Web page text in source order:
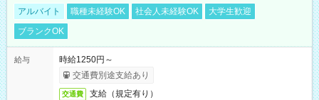
アルバイト 職種未経験OK 社会人未経験OK
大学生歓迎
ブランクOK
給与
時給1250円～
交通費別途支給あり
交通費 支給（規定有り）